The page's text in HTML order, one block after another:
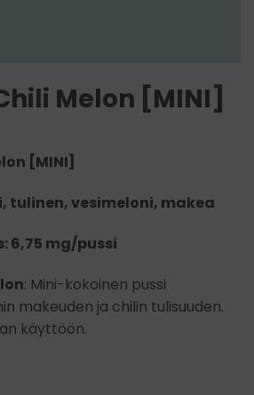
Melon [MINI]
[MINI]
tulinen, vesimeloni, makea
6,75 mg/pussi
: Mini-kokoinen pussi
makeuden ja chilin tulisuuden.
käyttöön.